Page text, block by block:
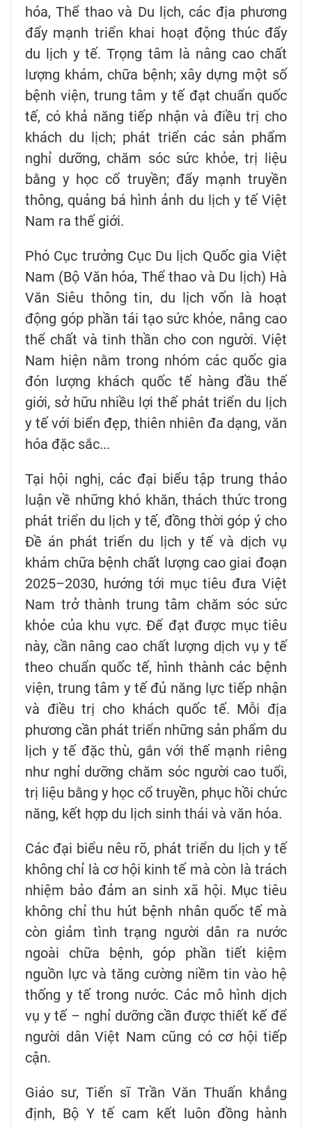
hóa, Thể thao và Du lịch, các địa phương
đẩy mạnh triển khai hoạt động thúc đẩy
du lịch y tế. Trọng tâm là nâng cao chất
lượng khám, chữa bệnh; xây dựng một số
bệnh viện, trung tâm y tế đạt chuẩn quốc
tế, có khả năng tiếp nhận và điều trị cho
khách du lịch; phát triển các sản phẩm
nghỉ dưỡng, chăm sóc sức khỏe, trị liệu
bằng y học cổ truyền; đẩy mạnh truyền
thông, quảng bá hình ảnh du lịch y tế Việt
Nam ra thế giới.
Phó Cục trưởng Cục Du lịch Quốc gia Việt
Nam (Bộ Văn hóa, Thể thao và Du lịch) Hà
Văn Siêu thông tin, du lịch vốn là hoạt
động góp phần tái tạo sức khỏe, nâng cao
thể chất và tinh thần cho con người. Việt
Nam hiện nằm trong nhóm các quốc gia
đón lượng khách quốc tế hàng đầu thế
giới, sở hữu nhiều lợi thế phát triển du lịch
y tế với biển đẹp, thiên nhiên đa dạng, văn
hóa đặc sắc...
Tại hội nghị, các đại biểu tập trung thảo
luận về những khó khăn, thách thức trong
phát triển du lịch y tế, đồng thời góp ý cho
Đề án phát triển du lịch y tế và dịch vụ
khám chữa bệnh chất lượng cao giai đoạn
2025–2030, hướng tới mục tiêu đưa Việt
Nam trở thành trung tâm chăm sóc sức
khỏe của khu vực. Để đạt được mục tiêu
này, cần nâng cao chất lượng dịch vụ y tế
theo chuẩn quốc tế, hình thành các bệnh
viện, trung tâm y tế đủ năng lực tiếp nhận
và điều trị cho khách quốc tế. Mỗi địa
phương cần phát triển những sản phẩm du
lịch y tế đặc thù, gắn với thế mạnh riêng
như nghỉ dưỡng chăm sóc người cao tuổi,
trị liệu bằng y học cổ truyền, phục hồi chức
năng, kết hợp du lịch sinh thái và văn hóa.
Các đại biểu nêu rõ, phát triển du lịch y tế
không chỉ là cơ hội kinh tế mà còn là trách
nhiệm bảo đảm an sinh xã hội. Mục tiêu
không chỉ thu hút bệnh nhân quốc tế mà
còn giảm tình trạng người dân ra nước
ngoài chữa bệnh, góp phần tiết kiệm
nguồn lực và tăng cường niềm tin vào hệ
thống y tế trong nước. Các mô hình dịch
vụ y tế – nghỉ dưỡng cần được thiết kế để
người dân Việt Nam cũng có cơ hội tiếp
cận.
Giáo sư, Tiến sĩ Trần Văn Thuấn khẳng
định, Bộ Y tế cam kết luôn đồng hành